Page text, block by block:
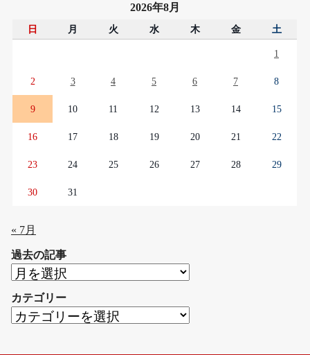
2026年8月
日 月 火 水 木 金 土
1
2 3 4 5 6 7 8
9 10 11 12 13 14 15
16 17 18 19 20 21 22
23 24 25 26 27 28 29
30 31
« 7月
過去の記事
過
の
記
カテゴリー
カ